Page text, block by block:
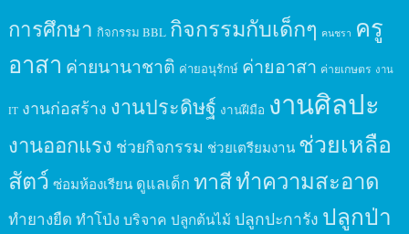
การศึกษา กิจกรรม BBL กิจกรรมกับเด็กๆ คนชรา ครู
อาสา ค่ายนานาชาติ ค่ายอนุรักษ์ ค่ายอาสา ค่ายเกษตร งาน
IT งานก่อสร้าง งานประดิษฐ์ งานฝีมือ งานศิลปะ
งานออกแรง ช่วยกิจกรรม ช่วยเตรียมงาน ช่วยเหลือ
สัตว์ ซ่อมห้องเรียน ดูแลเด็ก ทาสีทำความสะอาด
ทำยางยืด ทำโป่ง บริจาค ปลูกต้นไม้ ปลูกปะการัง ปลูกป่า